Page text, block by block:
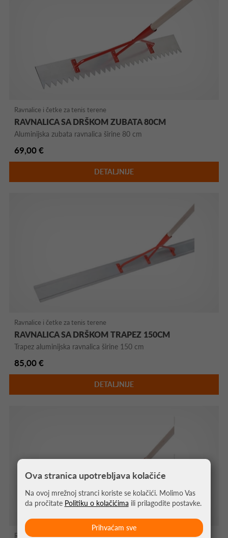
Ravnalice i četke za tenis terene
RAVNALICA SA DRŠKOM ZUBATA 80CM
Aluminijska zubata ravnalica širine 80 cm
69,00 €
DETALJNIJE
Ravnalice i četke za tenis terene
RAVNALICA SA DRŠKOM TRAPEZ 150CM
Trapez aluminijska ravnalica širine 150 cm
85,00 €
DETALJNIJE
Ravnalice i četke za tenis terene
Ova stranica upotrebljava kolačiće
Na ovoj mrežnoj stranci koriste se kolačići. Molimo Vas
da pročitate Politiku o kolačićima ili prilagodite postavke.
Prihvaćam sve